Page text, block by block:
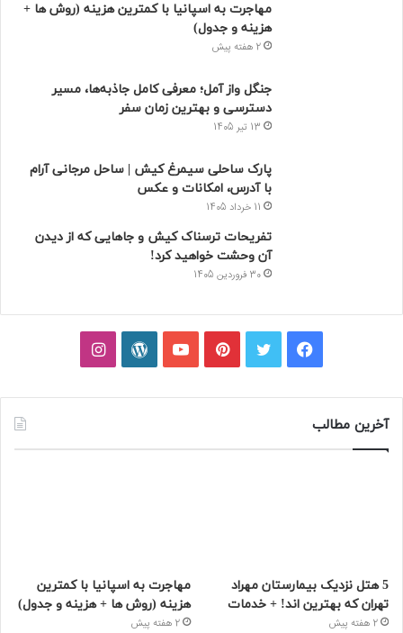
مهاجرت به اسپانیا با کمترین هزینه (روش ها +
هزینه و جدول)
2 هفته پیش
جنگل واز آمل؛ معرفی کامل جاذبه‌ها، مسیر
دسترسی و بهترین زمان سفر
13 تیر 1405
پارک ساحلی سیمرغ کیش | ساحل مرجانی آرام
با آدرس، امکانات و عکس
11 خرداد 1405
تفریحات ترسناک کیش و جاهایی که از دیدن
آن وحشت خواهید کرد!
30 فروردین 1405
فیسبوکتوییترپینتریستیوتیوبوردپرساینستاگرام
آخرین مطالب
5 هتل نزدیک بیمارستان مهراد
تهران که بهترین‌ اند! + خدمات
2 هفته پیش
مهاجرت به اسپانیا با کمترین
هزینه (روش ها + هزینه و جدول)
2 هفته پیش